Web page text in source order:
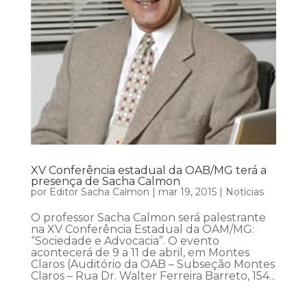
XV Conferência estadual da OAB/MG terá a
presença de Sacha Calmon
por Editor Sacha Calmon | mar 19, 2015| Notícias
O professor Sacha Calmon será palestrante
na XV Conferência Estadual da OAM/MG:
“Sociedade e Advocacia”. O evento
acontecerá de 9 a 11 de abril, em Montes
Claros (Auditório da OAB – Subseção Montes
Claros – Rua Dr. Walter Ferreira Barreto, 154...